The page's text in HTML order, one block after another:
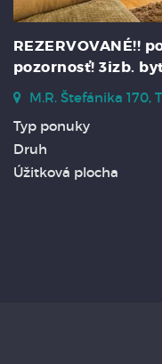
REZERVOVANÉ!!
pozornosť! 3izb.
M.R. Štefánika 170,
Typ ponuky
Druh
Úžitková plocha